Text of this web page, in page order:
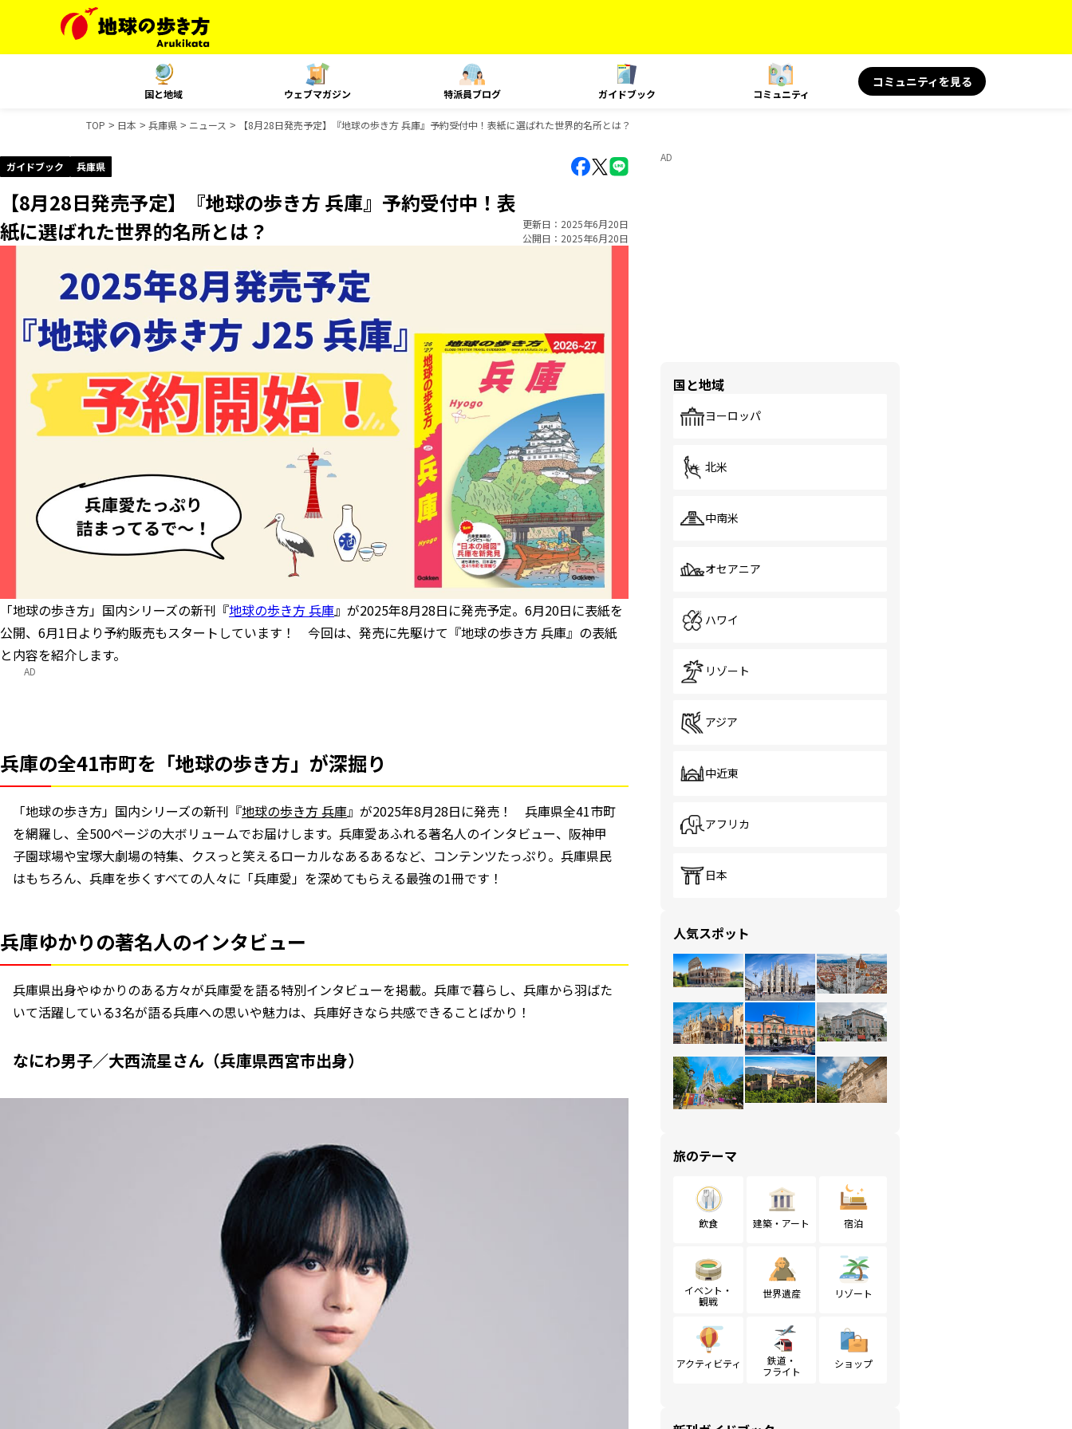
国と地域 ウェブマガジン 特派員ブログ ガイドブック コミュニティ
コミュニティを見る
TOP 日本 兵庫県 ニュース 【8月28日発売予定】『地球の歩き方 兵庫』予約受付中！表紙に選ばれた世界的名所とは？
ガイドブック 兵庫県
【8月28日発売予定】『地球の歩き方 兵庫』予約受付中！表
紙に選ばれた世界的名所とは？
更新日
2025年6月20日
公開日
2025年6月20日
「地球の歩き方」国内シリーズの新刊『地球の歩き方 兵庫』が2025年8月28日に発売予定。6月20日に表紙を
公開、6月1日より予約販売もスタートしています！ 今回は、発売に先駆けて『地球の歩き方 兵庫』の表紙
と内容を紹介します。
AD
兵庫の全41市町を「地球の歩き方」が深掘り
「地球の歩き方」国内シリーズの新刊『地球の歩き方 兵庫』が2025年8月28日に発売！ 兵庫県全41市町
を網羅し、全500ページの大ボリュームでお届けします。兵庫愛あふれる著名人のインタビュー、阪神甲
子園球場や宝塚大劇場の特集、クスっと笑えるローカルなあるあるなど、コンテンツたっぷり。兵庫県民
はもちろん、兵庫を歩くすべての人々に「兵庫愛」を深めてもらえる最強の1冊です！
兵庫ゆかりの著名人のインタビュー
兵庫県出身やゆかりのある方々が兵庫愛を語る特別インタビューを掲載。兵庫で暮らし、兵庫から羽ばた
いて活躍している3名が語る兵庫への思いや魅力は、兵庫好きなら共感できることばかり！
なにわ男子／大西流星さん（兵庫県西宮市出身）
AD
国と地域
ヨーロッパ
北米
中南米
オセアニア
ハワイ
リゾート
アジア
中近東
アフリカ
日本
人気スポット
旅のテーマ
飲食 建築・アート 宿泊
イベント・
観戦
世界遺産 リゾート
アクティビティ
鉄道・
フライト
ショップ